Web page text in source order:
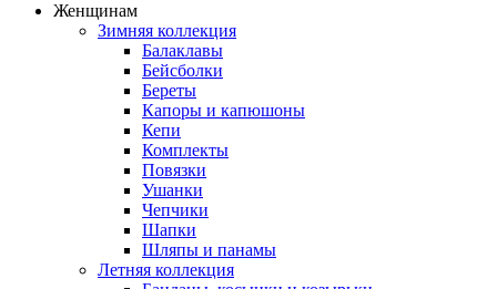
Женщинам
Зимняя коллекция
Балаклавы
Бейсболки
Береты
Капоры и капюшоны
Кепи
Комплекты
Повязки
Ушанки
Чепчики
Шапки
Шляпы и панамы
Летняя коллекция